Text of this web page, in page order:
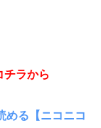
チラから
める【ニコニコ